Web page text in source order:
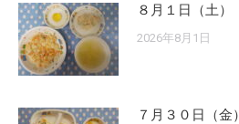
８月１日（土）
2026年8月1日
７月３０日（金）